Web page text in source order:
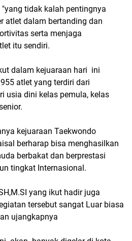
tidak kalah pentingnya
atlet dalam bertanding dan
serta menjaga
itu sendiri.
dalam kejuaraan hari ini
atlet yang terdiri dari
usia dini kelas pemula, kelas
kejuaraan Taekwondo
berharap bisa menghasilkan
berbakat dan berprestasi
tingkat Internasional.
yang ikut hadir juga
tersebut sangat Luar biasa
ujangkapnya